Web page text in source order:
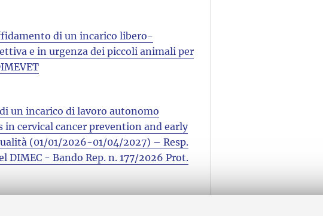
di un incarico libero-
e in urgenza dei piccoli animali per
un incarico di lavoro autonomo
in cervical cancer prevention and early
(01/01/2026-01/04/2027) – Resp.
- Bando Rep. n. 177/2026 Prot.